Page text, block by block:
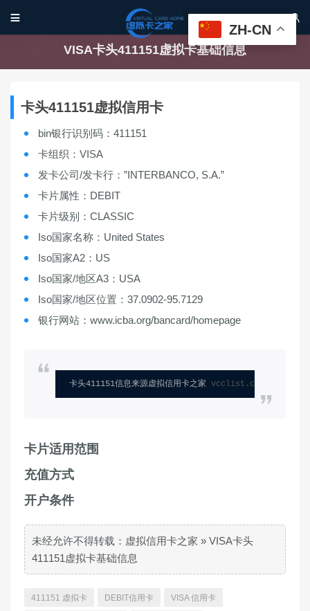
 
VISA卡头411151虚拟卡基础信息
卡头411151虚拟信用卡
bin银行识别码：411151
卡组织：VISA
发卡公司/发卡行：”INTERBANCO, S.A.”
卡片属性：DEBIT
卡片级别：CLASSIC
Iso国家名称：United States
Iso国家A2：US
Iso国家/地区A3：USA
Iso国家/地区位置：37.0902-95.7129
银行网站：www.icba.org/bancard/homepage
卡头411151信息来源虚拟信用卡之家 vcclist.com
卡片适用范围
充值方式
开户条件
未经允许不得转载： 虚拟信用卡之家 » VISA卡头
411151虚拟卡基础信息
411151 虚拟卡 DEBIT信用卡 VISA 信用卡
ZH-CN